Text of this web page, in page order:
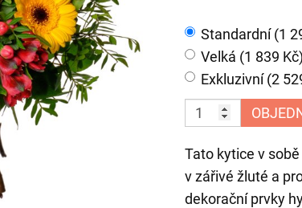
Standardní (1
Velká (1 839 Kč)
Exkluzivní (2
Tato kytice v
v zářivé žluté a
dekorační prvky